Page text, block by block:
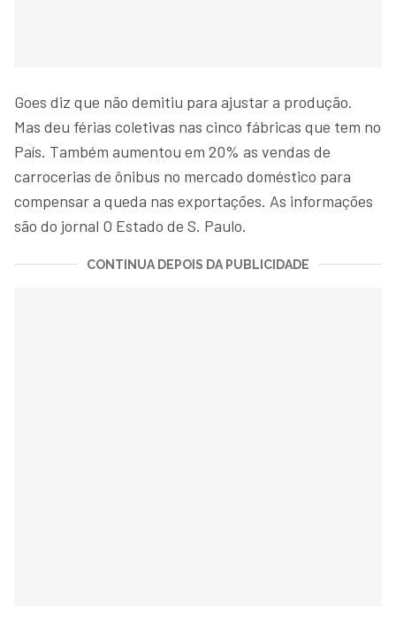
Goes diz que não demitiu para ajustar a produção.
Mas deu férias coletivas nas cinco fábricas que tem no
País. Também aumentou em 20% as vendas de
carrocerias de ônibus no mercado doméstico para
compensar a queda nas exportações. As informações
são do jornal O Estado de S. Paulo.
CONTINUA DEPOIS DA PUBLICIDADE